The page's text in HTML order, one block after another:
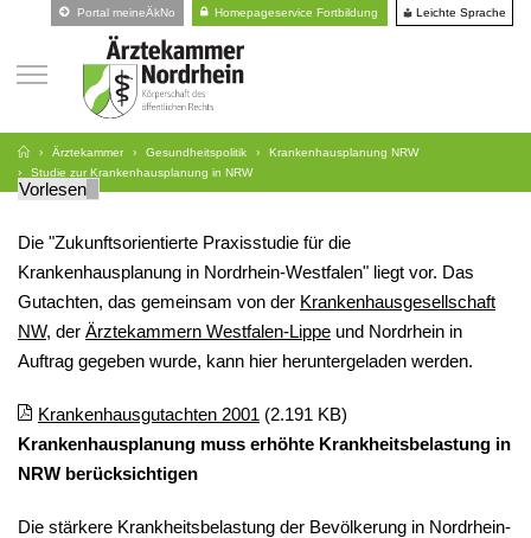
Portal meineÄkNo Homepageservice Fortbildung Leichte Sprache
Ärztekammer Gesundheitspolitik
Krankenhausplanung NRW
Studie zur Krankenhausplanung in NRW
Vorlesen
Die "Zukunftsorientierte Praxisstudie für die
Krankenhausplanung in Nordrhein-Westfalen" liegt vor. Das
Gutachten, das gemeinsam von der Krankenhausgesellschaft
NW, der Ärztekammern Westfalen-Lippe und Nordrhein in
Auftrag gegeben wurde, kann hier heruntergeladen werden.
Krankenhausgutachten 2001 (2.191 KB)
Krankenhausplanung muss erhöhte Krankheitsbelastung in
NRW berücksichtigen
Die stärkere Krankheitsbelastung der Bevölkerung in Nordrhein-